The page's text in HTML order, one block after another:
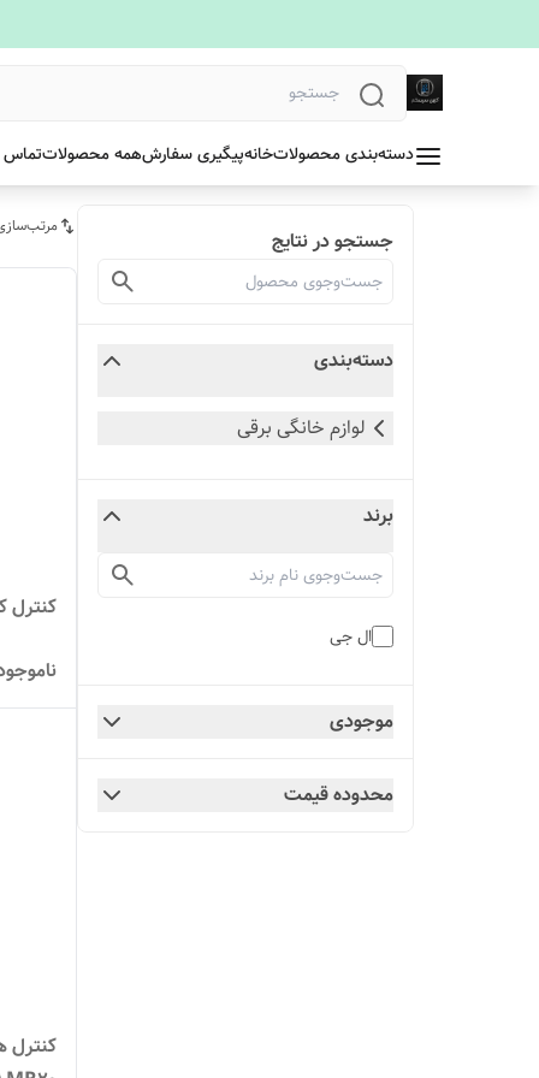
دسته‌بندی محصولاتخانهپیگیری سفارشهمه محصولاتتماس
جستجو در نتایج
دسته‌بندی
لوازم خانگی برقی
برند
ال جی
موجودی
محدوده قیمت
کنترل